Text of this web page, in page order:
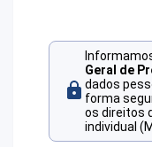
Geral de
dados
forma
os direitos
individual